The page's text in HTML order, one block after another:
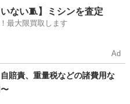
いない🧵】ミシンを査定
最大限買取します
Ad
責、重量税などの諸費用な